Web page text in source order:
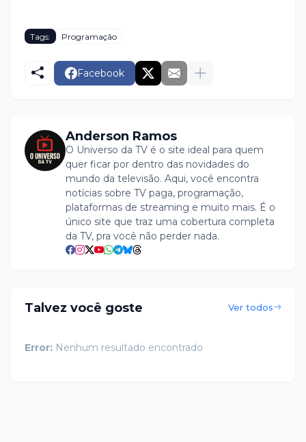
Tags: Programação
Facebook
Anderson Ramos
O Universo da TV é o site ideal para quem
quer ficar por dentro das novidades do
mundo da televisão. Aqui, você encontra
notícias sobre TV paga, programação,
plataformas de streaming e muito mais. É o
único site que traz uma cobertura completa
da TV, pra você não perder nada.
Talvez você goste Ver todos
Error: Nenhum resultado encontrado